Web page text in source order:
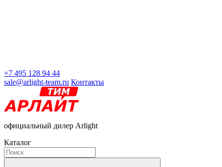
+7 495 128 94 44
sale@arlight-team.ru Контакты
официальный дилер Arlight
Каталог